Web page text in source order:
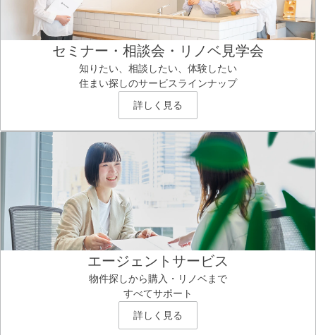
セミナー・相談会・リノベ見学会
知りたい、相談したい、体験したい
住まい探しのサービスラインナップ
詳しく見る
エージェントサービス
物件探しから購入・リノベまで
すべてサポート
詳しく見る